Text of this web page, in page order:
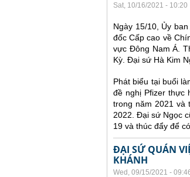
Sat, 10/16/2021 - 10:20
Ngày 15/10, Ủy
đốc Cấp cao về
vực Đông Nam Á.
Kỳ. Đại sứ Hà Kim
Phát biểu tại buổi
đề nghị Pfizer thực
trong năm 2021 và
2022. Đại sứ Ngọc
19 và thúc đẩy để
ĐẠI SỨ QUÁN
KHÁNH
Wed, 09/15/2021 -